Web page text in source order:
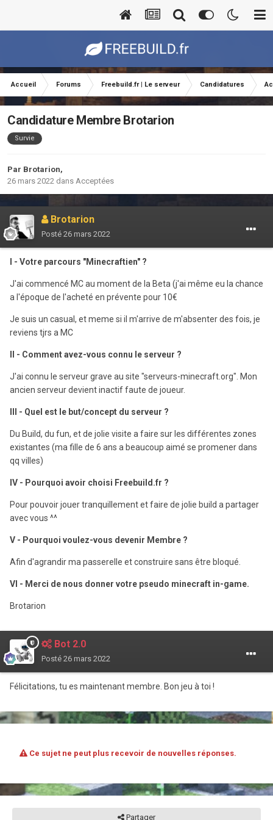
Accueil Forums Freebuild.fr | Le serveur Candidatures
Candidature Membre Brotarion
Survie
Par Brotarion,
26 mars 2022 dans Acceptées
Brotarion
Posté 26 mars 2022
I - Votre parcours "Minecraftien" ?
J'ai commencé MC au moment de la Beta (j'ai même eu la chance
a l'époque de l'acheté en prévente pour 10€
Je suis un casual, et meme si il m'arrive de m'absenter des fois, je
reviens tjrs a MC
II - Comment avez-vous connu le serveur ?
J'ai connu le serveur grave au site "serveurs-minecraft.org". Mon
ancien serveur devient inactif faute de joueur.
III - Quel est le but/concept du serveur ?
Du Build, du fun, et de jolie visite a faire sur les différentes zones
existantes (ma fille de 6 ans a beaucoup aimé se promener dans
qq villes)
IV - Pourquoi avoir choisi Freebuild.fr ?
Pour pouvoir jouer tranquillement et faire de jolie build a partager
avec vous ^^
V - Pourquoi voulez-vous devenir Membre ?
Afin d'agrandir ma passerelle et construire sans être bloqué.
VI - Merci de nous donner votre pseudo minecraft in-game.
Brotarion
Bot 2.0
Posté 26 mars 2022
Félicitations, tu es maintenant membre. Bon jeu à toi !
Ce sujet ne peut plus recevoir de nouvelles réponses.
Partager